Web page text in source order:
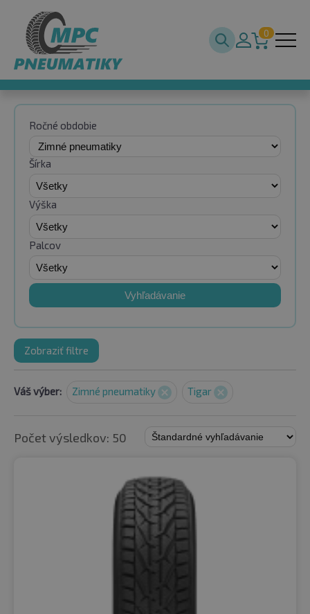
0
Ročné obdobie
Šírka
Výška
Palcov
Vyhľadávanie
Zobraziť filtre
Váš výber: Zimné pneumatiky Tigar
Počet výsledkov: 50